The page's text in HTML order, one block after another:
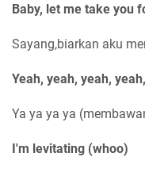
Baby, let me take you
Sayang,biarkan aku
Yeah, yeah, yeah,
Ya ya ya ya
I'm levitating (whoo)